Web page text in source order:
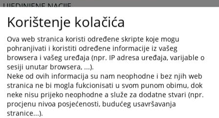
UJEDINJENE NACIJE
https://www.un.org/
MEĐUNARODNI SUD PRAVDE
https://www.icj-cij.org/
MEĐUNARODNI KRIVIČNI TRIBUNAL U HAGU
https://www.un.org/icty/
MEĐUNARODNI KRIVIČNI SUD
https://www.iccnow.org/
ČASOPISI DOMAĆI
Korištenje kolačića
Ova web stranica koristi određene skripte koje mogu
pohranjivati i koristiti određene informacije iz vašeg
browsera i vašeg uređaja (npr. IP adresa uređaja, varijable o
sesiji unutar browsera, ...).
Neke od ovih informacija su nam neophodne i bez njih web
stranica ne bi mogla fukcionisati u svom punom obimu, dok
neke nisu prijeko neophodne a služe za dodatne stvari (npr.
procjenu nivoa posjećenosti, budućeg usavršavanja
stranice...).